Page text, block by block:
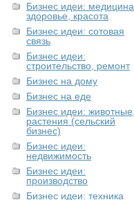
Бизнес идеи: медицина,
здоровье, красота
Бизнес идеи: сотовая
связь
Бизнес идеи:
строительство, ремонт
Бизнес на дому
Бизнес на еде
Бизнес идеи: животные,
растения (сельский
бизнес)
Бизнес идеи:
недвижимость
Бизнес идеи:
производство
Бизнес идеи: техника